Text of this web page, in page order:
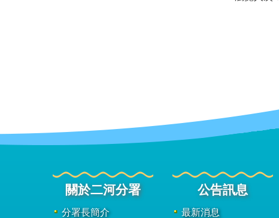
關於二河分署
分署長簡介
公告訊息
最新消息